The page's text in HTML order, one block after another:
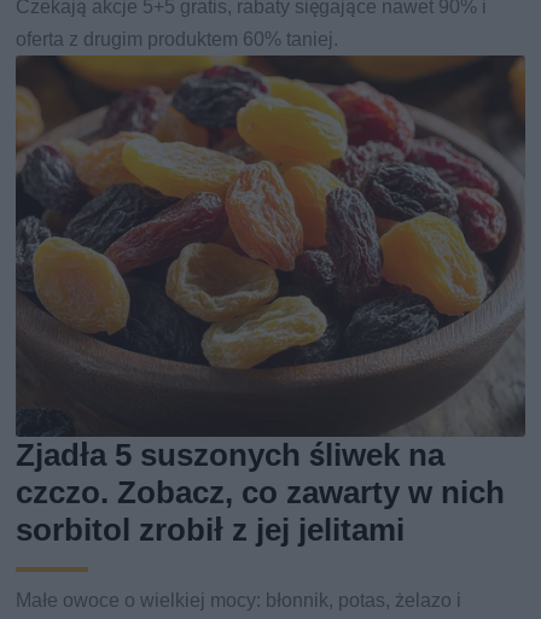
Czekają akcje 5+5 gratis, rabaty sięgające nawet 90% i
oferta z drugim produktem 60% taniej.
Zjadła 5 suszonych śliwek na
czczo. Zobacz, co zawarty w nich
sorbitol zrobił z jej jelitami
Małe owoce o wielkiej mocy: błonnik, potas, żelazo i